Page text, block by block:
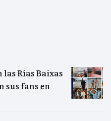
Rías Baixas
sus fans en